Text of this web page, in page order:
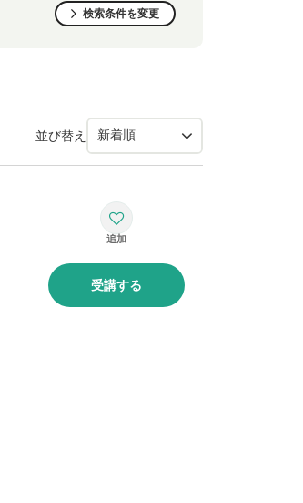
検索条件を変更
並び替え
受講する